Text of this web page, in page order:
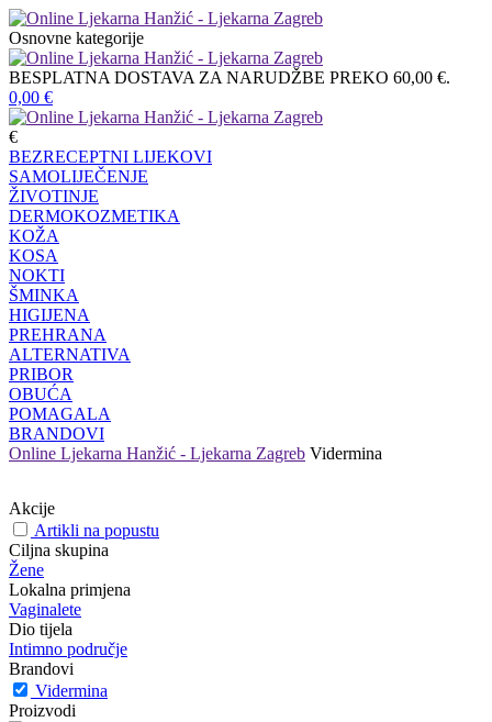
Osnovne kategorije
BESPLATNA DOSTAVA ZA NARUDŽBE PREKO 60,00 €.
0,00 €
€
BEZRECEPTNI LIJEKOVI
SAMOLIJEČENJE
ŽIVOTINJE
DERMOKOZMETIKA
KOŽA
KOSA
NOKTI
ŠMINKA
HIGIJENA
PREHRANA
ALTERNATIVA
PRIBOR
OBUĆA
POMAGALA
BRANDOVI
Online Ljekarna Hanžić - Ljekarna Zagreb Vidermina
Akcije
Artikli na popustu
Ciljna skupina
Žene
Lokalna primjena
Vaginalete
Dio tijela
Intimno područje
Brandovi
Vidermina
Proizvodi